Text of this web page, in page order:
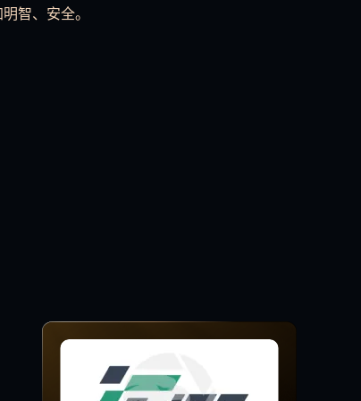
智、安全。